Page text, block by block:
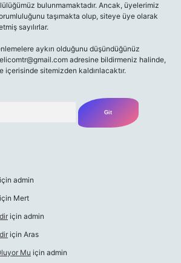
bulunmamaktadır. Ancak, üyelerimiz
taşımakta olup, siteye üye olarak
sayılırlar.
aykırı olduğunu düşündüğünüz
adresine bildirmeniz halinde,
sitemizden kaldırılacaktır.
için admin
için Mert
için admin
için Aras
Mu için admin